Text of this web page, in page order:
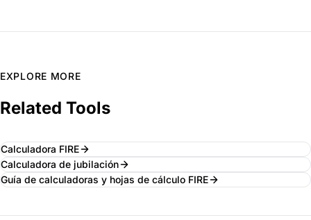
EXPLORE MORE
Related Tools
Calculadora FIRE
Calculadora de jubilación
Guía de calculadoras y hojas de cálculo FIRE